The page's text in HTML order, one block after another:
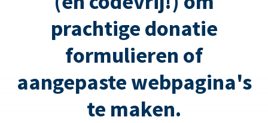
prachtige donatie
formulieren of
aangepaste webpagina's
te maken.